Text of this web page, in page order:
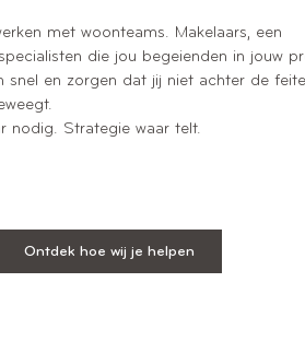
met woonteams. Makelaars, een
die jou begeienden in jouw
snel en zorgen dat jij niet achter de
nodig. Strategie waar telt.
Ontdek hoe wij je helpen